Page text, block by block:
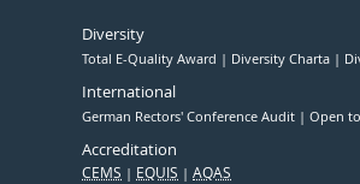
Diversity
Total E-Quality Award Diversity Charta
International
German Rectors' Conference Audit Open
Accreditation
CEMS EQUIS AQAS